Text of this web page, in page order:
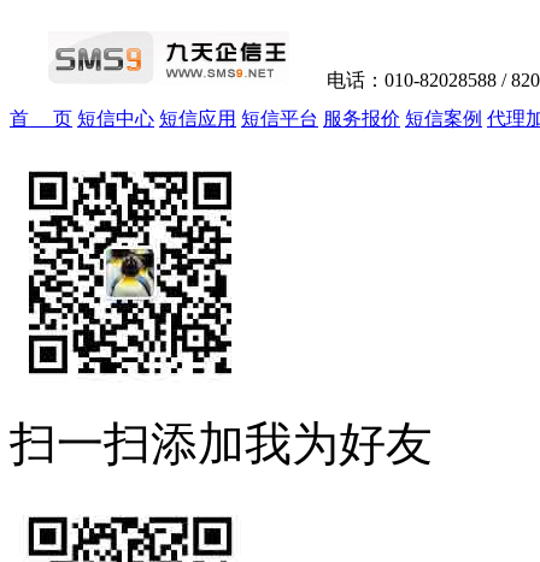
电话：010-82028588 /
首 页 短信中心 短信应用 短信平台 服务报价 短信案例 代理
扫一扫添加我为好友